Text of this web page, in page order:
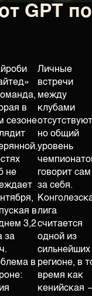
GPT
в
сезоне
не
в
3,2
за
в
Личные
встречи
между
клубами
но общий
уровень
говорит сам
за себя.
лига
считается
одной из
сильнейших
регионе, в
время как
кенийская